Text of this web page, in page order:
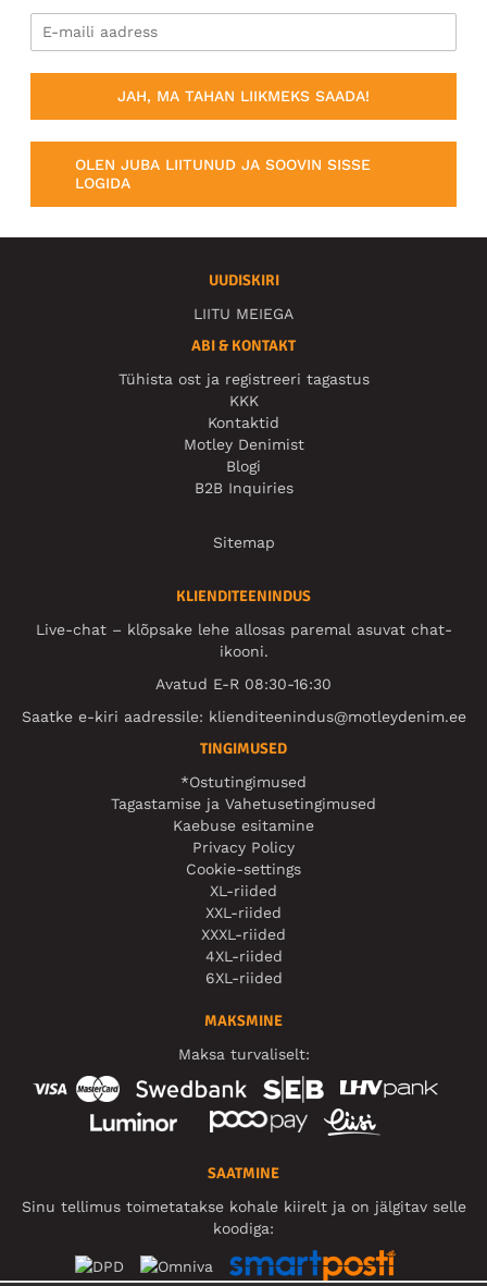
JAH, MA TAHAN LIIKMEKS SAADA!
OLEN JUBA LIITUNUD JA SOOVIN SISSE
LOGIDA
UUDISKIRI
LIITU MEIEGA
ABI & KONTAKT
Tühista ost ja registreeri tagastus
KKK
Kontaktid
Motley Denimist
Blogi
B2B Inquiries
Sitemap
KLIENDITEENINDUS
Live-chat – klõpsake lehe allosas paremal asuvat chat-
ikooni.
Avatud E-R 08:30-16:30
Saatke e-kiri aadressile: klienditeenindus@motleydenim.ee
TINGIMUSED
*Ostutingimused
Tagastamise ja Vahetusetingimused
Kaebuse esitamine
Privacy Policy
Cookie-settings
XL-riided
XXL-riided
XXXL-riided
4XL-riided
6XL-riided
MAKSMINE
Maksa turvaliselt:
SAATMINE
Sinu tellimus toimetatakse kohale kiirelt ja on jälgitav selle
koodiga: